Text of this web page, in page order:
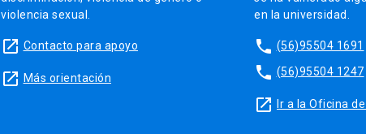
violencia sexual.
launch Contacto para apoyo
launch Más orientación
en la universidad.
phone (56)95504 1691
phone (56)95504 1247
launch Ir a la Oficina